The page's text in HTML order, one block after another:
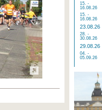
15. -
16.08.26
15. -
16.08.26
23.08.26
28. -
30.08.26
29.08.26
04. -
05.09.26